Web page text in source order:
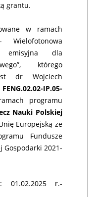
grantu.
w ramach
emisyjna dla
którego
dr Wojciech
FENG.02.02-IP.05-
programu
Nauki Polskiej
Europejską ze
Fundusze
Gospodarki 2021-
01.02.2025 r.-